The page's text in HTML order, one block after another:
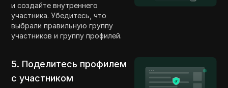
и создайте внутреннего
участника. Убедитесь, что
выбрали правильную группу
участников и группу профилей.
5. Поделитесь профилем
с участником